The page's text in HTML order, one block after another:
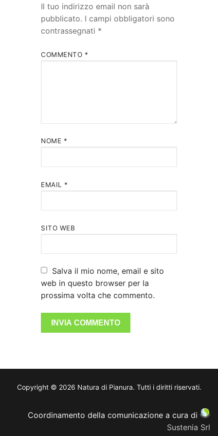
Il tuo indirizzo email non sarà
pubblicato. I campi obbligatori sono
contrassegnati *
COMMENTO *
NOME *
EMAIL *
SITO WEB
Salva il mio nome, email e sito
web in questo browser per la
prossima volta che commento.
Copyright © 2026 Natura di Pianura. Tutti i diritti riservati.
Coordinamento della comunicazione a cura di
Sustenia Srl